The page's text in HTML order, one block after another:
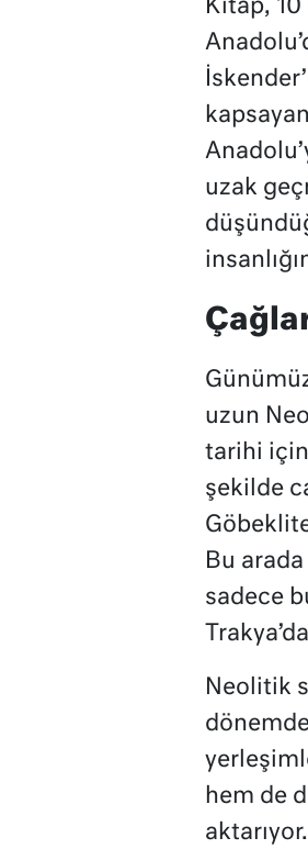
Kitap,
uzak
uzun
tarihi için
şekilde
Bu
sadece
Neolitik
hem de